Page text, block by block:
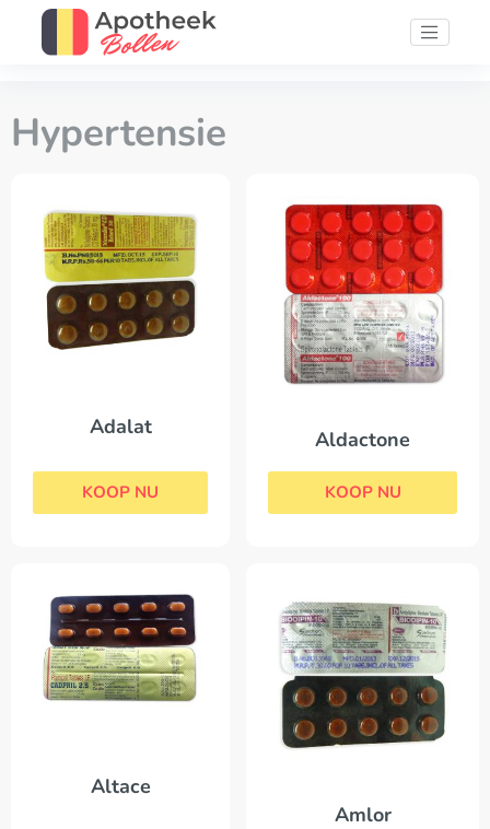
Hypertensie
Adalat
KOOP NU
Aldactone
KOOP NU
Altace
Amlor